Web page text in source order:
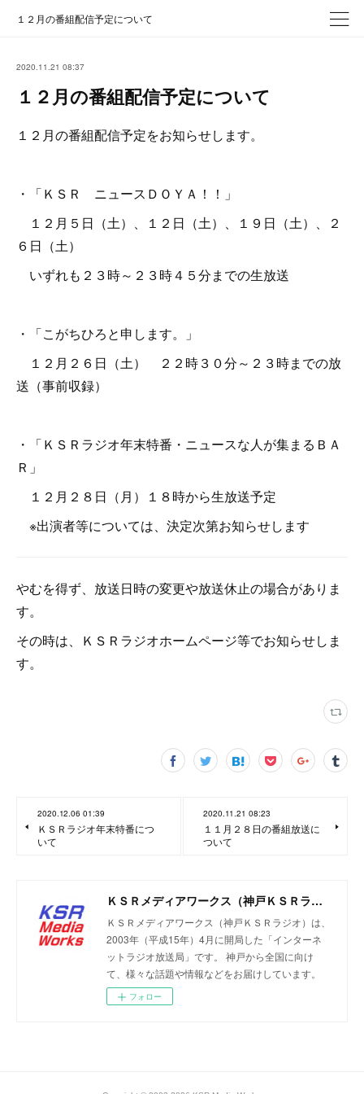
１２月の番組配信予定について
2020.11.21 08:37
１２月の番組配信予定について
１２月の番組配信予定をお知らせします。
・「ＫＳＲ ニュースＤＯＹＡ！！」
１２月５日（土）、１２日（土）、１９日（土）、２
６日（土）
いずれも２３時～２３時４５分までの生放送
・「こがちひろと申します。」
１２月２６日（土） ２２時３０分～２３時までの放
送（事前収録）
・「ＫＳＲラジオ年末特番・ニュースな人が集まるＢＡ
Ｒ」
１２月２８日（月）１８時から生放送予定
※出演者等については、決定次第お知らせします
やむを得ず、放送日時の変更や放送休止の場合がありま
す。
その時は、ＫＳＲラジオホームページ等でお知らせしま
す。
2020.12.06 01:39
ＫＳＲラジオ年末特番につ
いて
2020.11.21 08:23
１１月２８日の番組放送に
ついて
ＫＳＲメディアワークス（神戸ＫＳＲラジオ）
ＫＳＲメディアワークス（神戸ＫＳＲラジオ）は、
2003年（平成15年）4月に開局した「インターネ
ットラジオ放送局」です。 神戸から全国に向け
て、様々な話題や情報などをお届けしています。
フォロー